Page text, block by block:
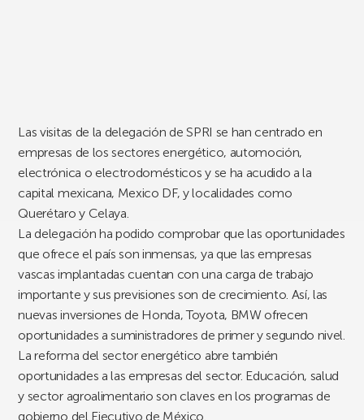
Las visitas de la delegación de SPRI se han centrado en
empresas de los sectores energético, automoción,
electrónica o electrodomésticos y se ha acudido a la
capital mexicana, Mexico DF, y localidades como
Querétaro y Celaya.
La delegación ha podido comprobar que las oportunidades
que ofrece el país son inmensas, ya que las empresas
vascas implantadas cuentan con una carga de trabajo
importante y sus previsiones son de crecimiento. Así, las
nuevas inversiones de Honda, Toyota, BMW ofrecen
oportunidades a suministradores de primer y segundo nivel.
La reforma del sector energético abre también
oportunidades a las empresas del sector. Educación, salud
y sector agroalimentario son claves en los programas de
gobierno del Ejecutivo de México.